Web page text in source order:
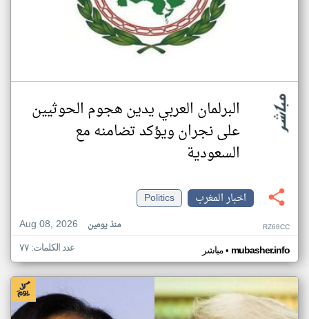
البرلمان العربي يدين هجوم الحوثيين
على نجران ويؤكد تضامنه مع
السعودية
اخبار المغرب
Politics
Aug 08, 2026
منذ يومين RZ68CC
مباشر• mubasher.info عدد الكلمات: ٧٧